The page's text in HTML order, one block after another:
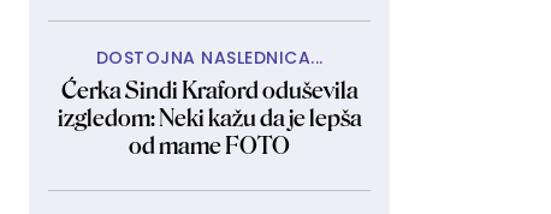
DOSTOJNA NASLEDNICA...
Ćerka Sindi Kraford oduševila
izgledom: Neki kažu da je lepša
od mame FOTO